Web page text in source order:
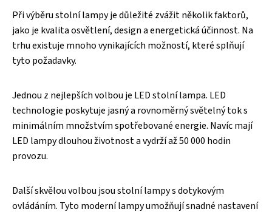
Při výběru stolní lampy je důležité zvážit několik faktorů,
jako je kvalita osvětlení, design a energetická účinnost. Na
trhu existuje mnoho vynikajících možností, které splňují
tyto požadavky.
Jednou z nejlepších volbou je LED stolní lampa. LED
technologie poskytuje jasný a rovnoměrný světelný tok s
minimálním množstvím spotřebované energie. Navíc mají
LED lampy dlouhou životnost a vydrží až 50 000 hodin
provozu.
Další skvělou volbou jsou stolní lampy s dotykovým
ovládáním. Tyto moderní lampy umožňují snadné nastavení